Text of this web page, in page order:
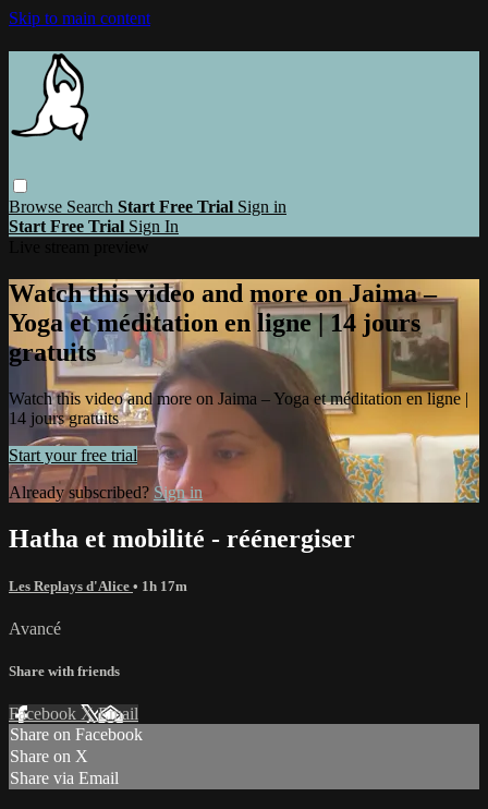
Skip to main content
Browse Search Start Free Trial Sign in
Start Free Trial Sign In
Watch this video and more on Jaima –
Yoga et méditation en ligne | 14 jours
gratuits
Watch this video and more on Jaima – Yoga et méditation en ligne |
14 jours gratuits
Start your free trial
Already subscribed? Sign in
Hatha et mobilité - réénergiser
Les Replays d'Alice • 1h 17m
Avancé
Share with friends
Facebook XEmail
Share on Facebook
Share on X
Share via Email